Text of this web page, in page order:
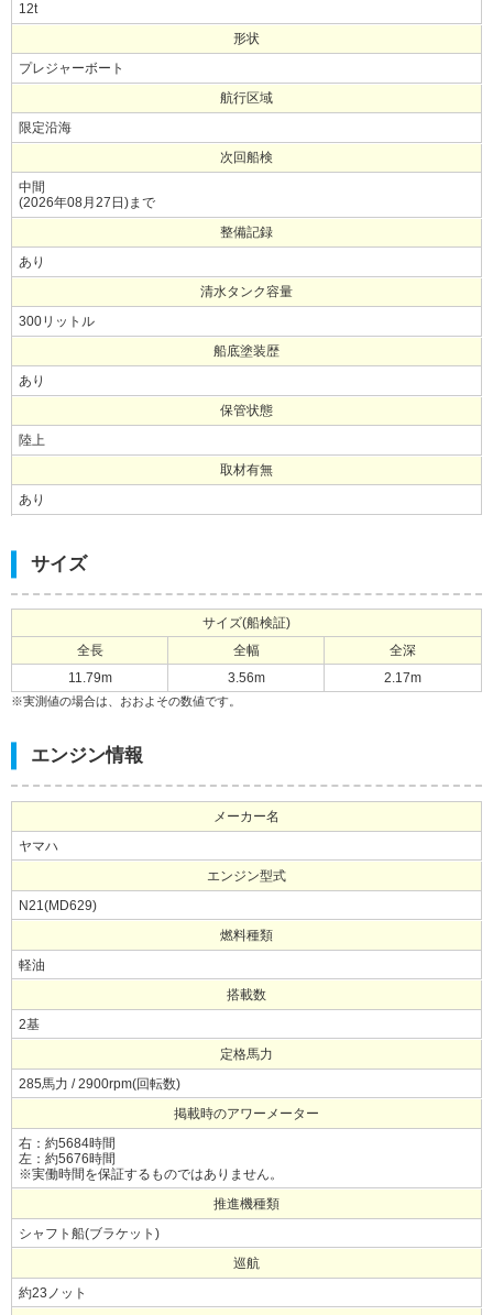
12t
形状
プレジャーボート
航行区域
限定沿海
次回船検
中間
(2026年08月27日)まで
整備記録
あり
清水タンク容量
300リットル
船底塗装歴
あり
保管状態
陸上
取材有無
あり
サイズ
サイズ(船検証)
全長
全幅
全深
11.79m
3.56m 2.17m
※実測値の場合は、おおよその数値です。
エンジン情報
メーカー名
ヤマハ
エンジン型式
N21(MD629)
燃料種類
軽油
搭載数
2基
定格馬力
285馬力 / 2900rpm(回転数)
掲載時のアワーメーター
右：約5684時間
左：約5676時間
※実働時間を保証するものではありません。
推進機種類
シャフト船(ブラケット)
巡航
約23ノット